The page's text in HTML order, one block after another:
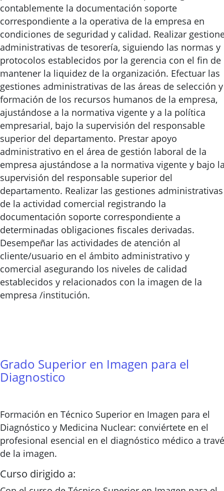
contablemente la documentación soporte
correspondiente a la operativa de la empresa en
condiciones de seguridad y calidad. Realizar
administrativas de tesorería, siguiendo las normas y
protocolos establecidos por la gerencia con el fin de
mantener la liquidez de la organización. Efectuar las
gestiones administrativas de las áreas de selección y
formación de los recursos humanos de la empresa,
ajustándose a la normativa vigente y a la política
empresarial, bajo la supervisión del responsable
superior del departamento. Prestar apoyo
administrativo en el área de gestión laboral de la
empresa ajustándose a la normativa vigente y bajo
supervisión del responsable superior del
departamento. Realizar las gestiones administrativas
de la actividad comercial registrando la
documentación soporte correspondiente a
determinadas obligaciones fiscales derivadas.
Desempeñar las actividades de atención al
cliente/usuario en el ámbito administrativo y
comercial asegurando los niveles de calidad
establecidos y relacionados con la imagen de la
empresa /institución.
Grado Superior en Imagen para el
Diagnostico
Formación en Técnico Superior en Imagen para el
Diagnóstico y Medicina Nuclear: conviértete en el
profesional esencial en el diagnóstico médico a
de la imagen.
Curso dirigido a: